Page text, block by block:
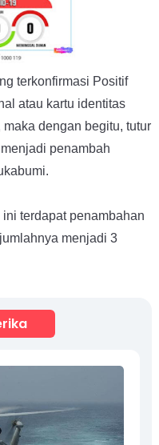
terkonfirmasi Positif
atau kartu identitas
dengan begitu, tutur
penambah
terdapat penambahan
menjadi 3